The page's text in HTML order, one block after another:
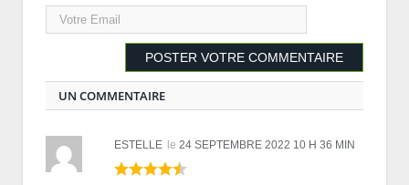
UN COMMENTAIRE
ESTELLE le 24 SEPTEMBRE 2022 10 H 36 MIN